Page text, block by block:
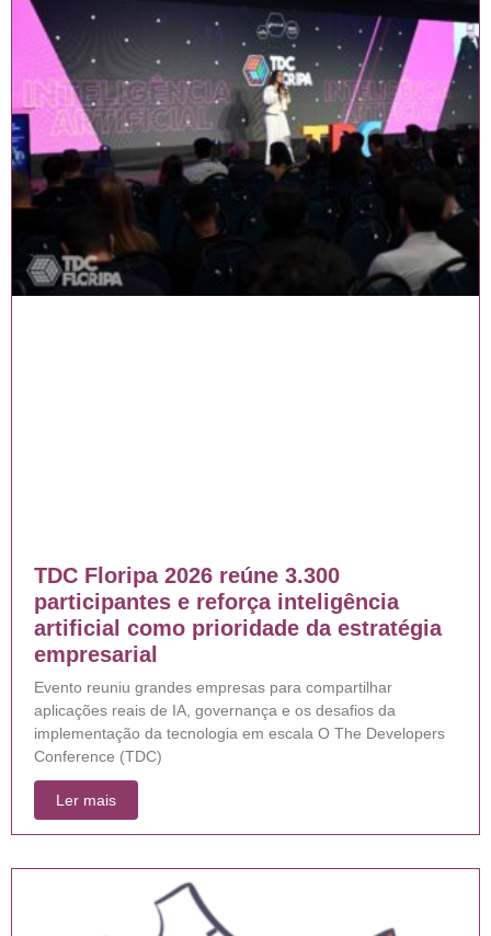
TDC Floripa 2026 reúne 3.300
participantes e reforça inteligência
artificial como prioridade da estratégia
empresarial
Evento reuniu grandes empresas para compartilhar
aplicações reais de IA, governança e os desafios da
implementação da tecnologia em escala O The Developers
Conference (TDC)
Ler mais